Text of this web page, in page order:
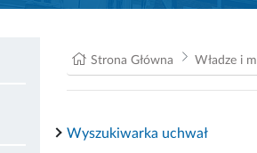
Strona Główna Władze i
Wyszukiwarka uchwał